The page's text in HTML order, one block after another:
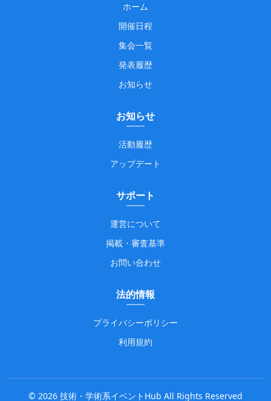
ホーム
開催日程
集会一覧
発表履歴
お知らせ
お知らせ
活動履歴
アップデート
サポート
運営について
掲載・審査基準
お問い合わせ
法的情報
プライバシーポリシー
利用規約
© 2026 技術・学術系イベントHub All Rights Reserved